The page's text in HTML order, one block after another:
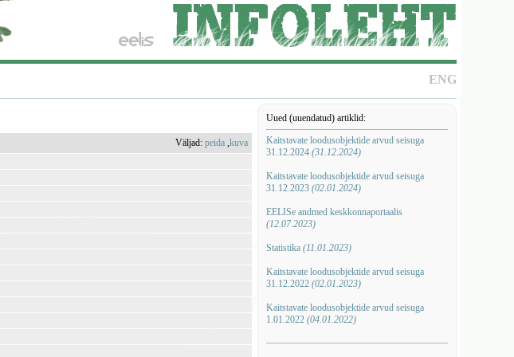
ENG
Uued (uuendatud) artiklid:
Kaitstavate loodusobjektide arvud seisuga
31.12.2024 (31.12.2024)
Kaitstavate loodusobjektide arvud seisuga
31.12.2023 (02.01.2024)
EELISe andmed keskkonnaportaalis
(12.07.2023)
Statistika (11.01.2023)
Kaitstavate loodusobjektide arvud seisuga
31.12.2022 (02.01.2023)
Kaitstavate loodusobjektide arvud seisuga
1.01.2022 (04.01.2022)
Väljad:peida ,kuva